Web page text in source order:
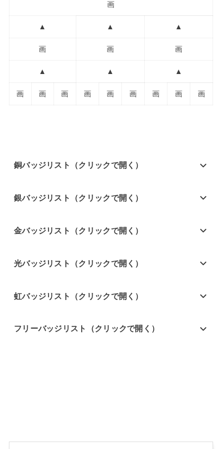
画
▲ ▲ ▲
画 画 画
▲ ▲ ▲
画 画 画 画 画 画 画 画 画
銅バッジリスト（クリックで開く）
銀バッジリスト（クリックで開く）
金バッジリスト（クリックで開く）
光バッジリスト（クリックで開く）
虹バッジリスト（クリックで開く）
フリーバッジリスト（クリックで開く）